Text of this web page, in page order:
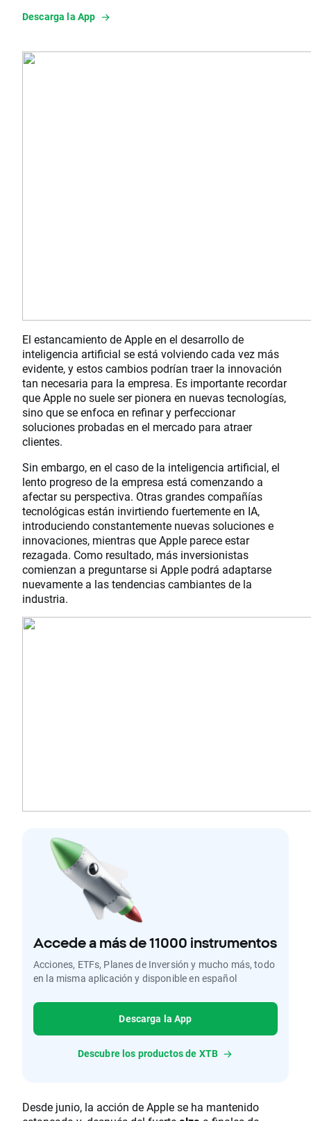
Descarga la App
El estancamiento de Apple en el desarrollo de
inteligencia artificial se está volviendo cada vez más
evidente, y estos cambios podrían traer la innovación
tan necesaria para la empresa. Es importante recordar
que Apple no suele ser pionera en nuevas tecnologías,
sino que se enfoca en refinar y perfeccionar
soluciones probadas en el mercado para atraer
clientes.
Sin embargo, en el caso de la inteligencia artificial, el
lento progreso de la empresa está comenzando a
afectar su perspectiva. Otras grandes compañías
tecnológicas están invirtiendo fuertemente en IA,
introduciendo constantemente nuevas soluciones e
innovaciones, mientras que Apple parece estar
rezagada. Como resultado, más inversionistas
comienzan a preguntarse si Apple podrá adaptarse
nuevamente a las tendencias cambiantes de la
industria.
Accede a más de 11000 instrumentos
Acciones, ETFs, Planes de Inversión y mucho más, todo
en la misma aplicación y disponible en español
Descarga la App
Descubre los productos de XTB
Desde junio, la acción de Apple se ha mantenido